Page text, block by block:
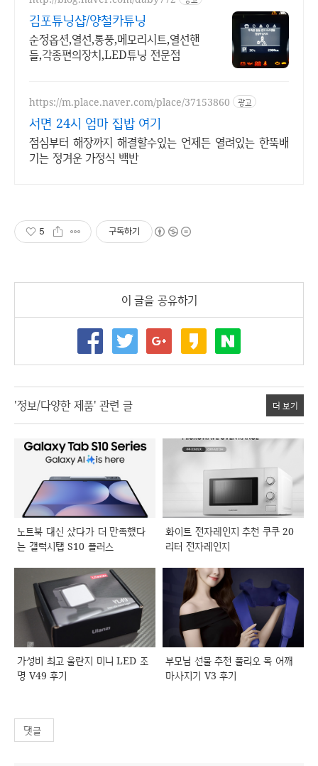
김포튜닝샵/양철카튜닝
순정옵션,열선,통풍,메모리시트,열선핸
들,각종편의장치,LED튜닝 전문점
https://m.place.naver.com/place/37153860 광고
서면 24시 엄마 집밥 여기
점심부터 해장까지 해결할수있는 언제든 열려있는 한뚝배
기는 정겨운 가정식 백반
5 구독하기
이 글을 공유하기
'정보/다양한 제품' 관련 글 더 보기
노트북 대신 샀다가 더 만족했다
는 갤럭시탭 S10 플러스
화이트 전자레인지 추천 쿠쿠 20
리터 전자레인지
가성비 최고 울란지 미니 LED 조
명 V49 후기
부모님 선물 추천 풀리오 목 어깨
마사지기 V3 후기
댓글